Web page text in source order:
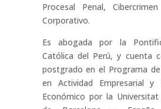
Procesal Penal,
Corporativo.
Es abogada por la
Católica del Perú, y cuenta
postgrado en el Programa de
en Actividad Empresarial y
Económico por la